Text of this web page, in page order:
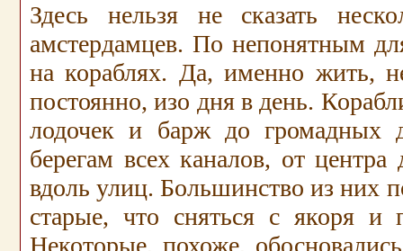
Здесь нельзя не сказать
амстердамцев. По непонятным
на кораблях. Да, именно жить,
постоянно, изо дня в день.
лодочек и барж до громадных
берегам всех каналов, от
вдоль улиц. Большинство из них
старые, что сняться с якоря и
Некоторые, похоже,